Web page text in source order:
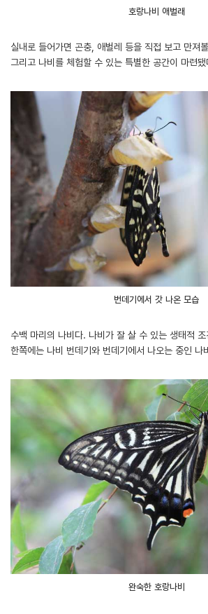
호랑나비 애벌래
실내로 들어가면 곤충, 애벌레 등을 직접 보고 만져
그리고 나비를 체험할 수 있는 특별한 공간이 마련됐
번데기에서 갓 나온 모습
수백 마리의 나비다. 나비가 잘 살 수 있는 생태적 조
한쪽에는 나비 번데기와 번데기에서 나오는 중인 나
완숙한 호랑나비